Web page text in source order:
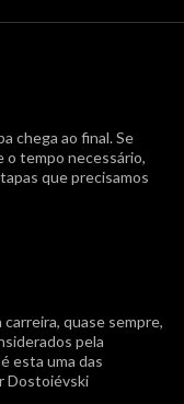
chega ao final. Se
o tempo necessário,
que precisamos
quase sempre,
pela
esta uma das
Dostoiévski